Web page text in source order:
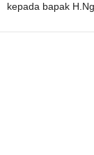
kepada bapak